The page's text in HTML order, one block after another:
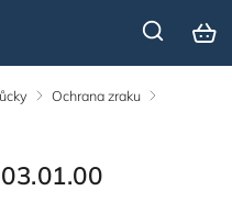
/ Ochrana zraku /